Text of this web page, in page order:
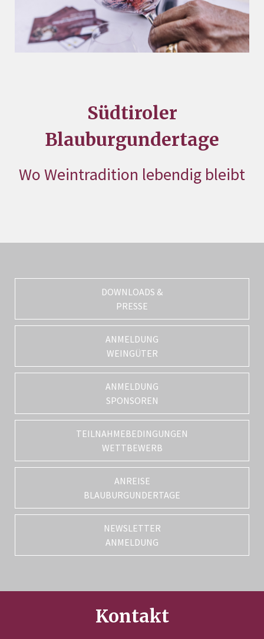
Südtiroler
Blauburgundertage
Wo Weintradition lebendig bleibt
DOWNLOADS &
PRESSE
ANMELDUNG
WEINGÜTER
ANMELDUNG
SPONSOREN
TEILNAHMEBEDINGUNGEN
WETTBEWERB
ANREISE
BLAUBURGUNDERTAGE
NEWSLETTER
ANMELDUNG
Kontakt